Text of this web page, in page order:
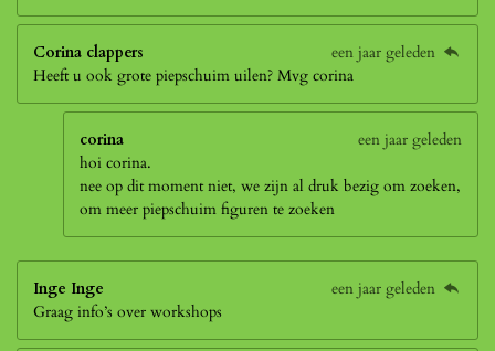
Corina clappers
een jaar geleden
Heeft u ook grote piepschuim uilen? Mvg corina
corina
een jaar geleden
hoi corina.
nee op dit moment niet, we zijn al druk bezig om zoeken,
om meer piepschuim figuren te zoeken
Inge Inge
een jaar geleden
Graag info’s over workshops